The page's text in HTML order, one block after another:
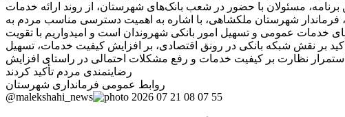
مسئولان با حضور در شعب بانک‌های شهرستان، از روند ارائه خدمات
فرماندار شهرستان ملکشاهی، با اشاره به اهمیت دسترسی مناسب مردم به
خدمات عمومی و تسهیل امور بانکی شهروندان است و امیدواریم با تقویت
بر نقش شبکه بانکی در رونق اقتصادی، بر افزایش کیفیت خدمات، تسهیل
استمرار نظارت بر کیفیت خدمات و رفع مشکلات احتمالی در راستای افزایش
رضایتمندی مردم تأکید کردند
روابط عمومی فرمانداری شهرستان
@malekshahi_news